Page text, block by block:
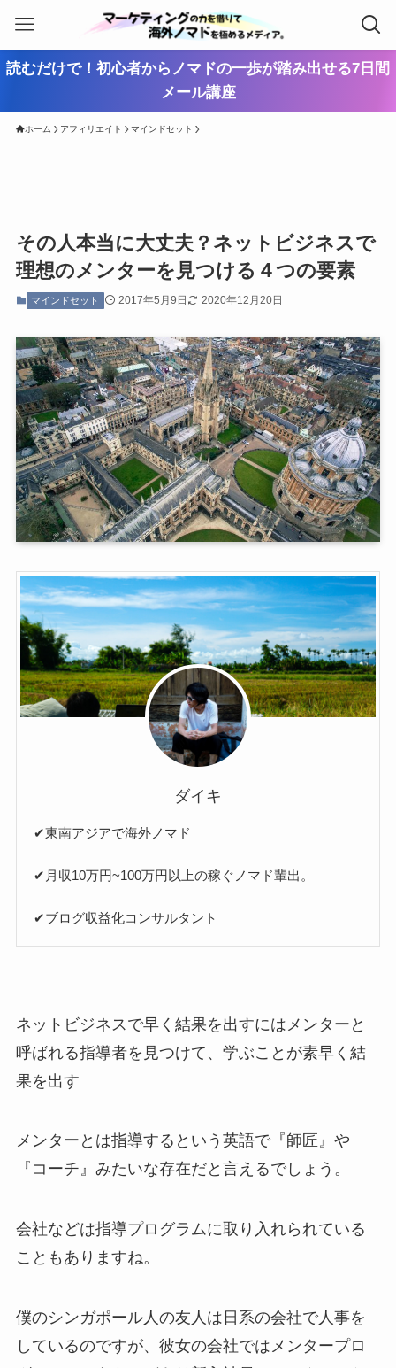
読むだけで！初心者からノマドの一歩が踏み出せる7日間
メール講座
ホーム アフィリエイト マインドセット
その人本当に大丈夫？ネットビジネスで
理想のメンターを見つける４つの要素
マインドセット 2017年5月9日 2020年12月20日
ダイキ
✔︎東南アジアで海外ノマド
✔︎月収10万円~100万円以上の稼ぐノマド輩出。
✔︎ブログ収益化コンサルタント
ネットビジネスで早く結果を出すにはメンターと
呼ばれる指導者を見つけて、学ぶことが素早く結
果を出す
メンターとは指導するという英語で『師匠』や
『コーチ』みたいな存在だと言えるでしょう。
会社などは指導プログラムに取り入れられている
こともありますね。
僕のシンガポール人の友人は日系の会社で人事を
しているのですが、彼女の会社ではメンタープロ